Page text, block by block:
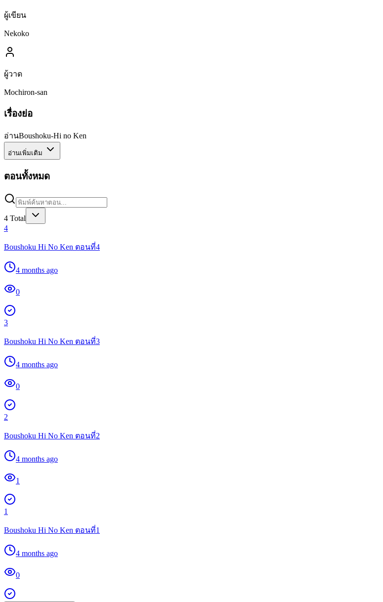
ผู้เขียน
Nekoko
ผู้วาด
Mochiron-san
เรื่องย่อ
อ่านBoushoku-Hi no Ken
อ่านเพิ่มเติม
ตอนทั้งหมด
4 Total
4
Boushoku Hi No Ken ตอนที่4
4 months ago
0
3
Boushoku Hi No Ken ตอนที่3
4 months ago
0
2
Boushoku Hi No Ken ตอนที่2
4 months ago
1
1
Boushoku Hi No Ken ตอนที่1
4 months ago
0